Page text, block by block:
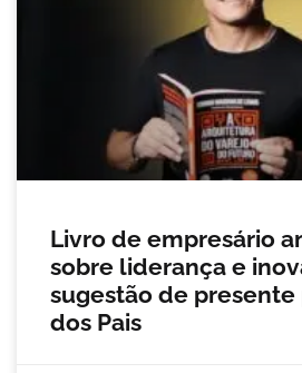
Livro de empresário
sobre liderança e
sugestão de presente
dos Pais